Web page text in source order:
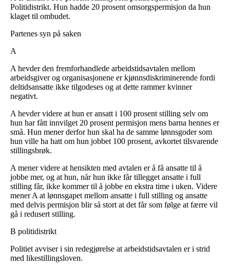
Politidistrikt. Hun hadde 20 prosent omsorgspermisjon da hun
klaget til ombudet.
Partenes syn på saken
A
A hevder den fremforhandlede arbeidstidsavtalen mellom
arbeidsgiver og organisasjonene er kjønnsdiskriminerende fordi
deltidsansatte ikke tilgodeses og at dette rammer kvinner
negativt.
A hevder videre at hun er ansatt i 100 prosent stilling selv om
hun har fått innvilget 20 prosent permisjon mens barna hennes er
små. Hun mener derfor hun skal ha de samme lønnsgoder som
hun ville ha hatt om hun jobbet 100 prosent, avkortet tilsvarende
stillingsbrøk.
A mener videre at hensikten med avtalen er å få ansatte til å
jobbe mer, og at hun, når hun ikke får tillegget ansatte i full
stilling får, ikke kommer til å jobbe en ekstra time i uken. Videre
mener A at lønnsgapet mellom ansatte i full stilling og ansatte
med delvis permisjon blir så stort at det får som følge at færre vil
gå i redusert stilling.
B politidistrikt
Politiet avviser i sin redegjørelse at arbeidstidsavtalen er i strid
med likestillingsloven.